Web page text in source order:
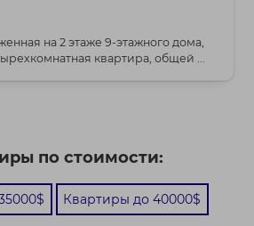
на 2 этаже 9-этажного дома,
квартира, общей ...
по стоимости:
Квартиры до 40000$